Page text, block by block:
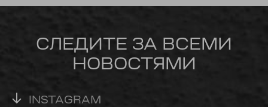
СЛЕДИТЕ ЗА ВСЕМИ
НОВОСТЯМИ
INSTAGRAM